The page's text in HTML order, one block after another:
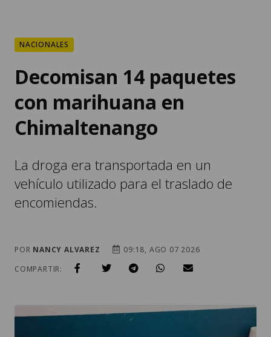
NACIONALES
Decomisan 14 paquetes
con marihuana en
Chimaltenango
La droga era transportada en un
vehículo utilizado para el traslado de
encomiendas.
POR NANCY ALVAREZ
09:18, AGO 07 2026
COMPARTIR: